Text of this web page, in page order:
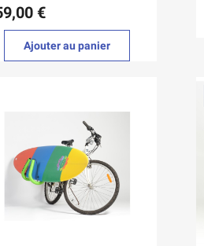
€
Ajouter au panier